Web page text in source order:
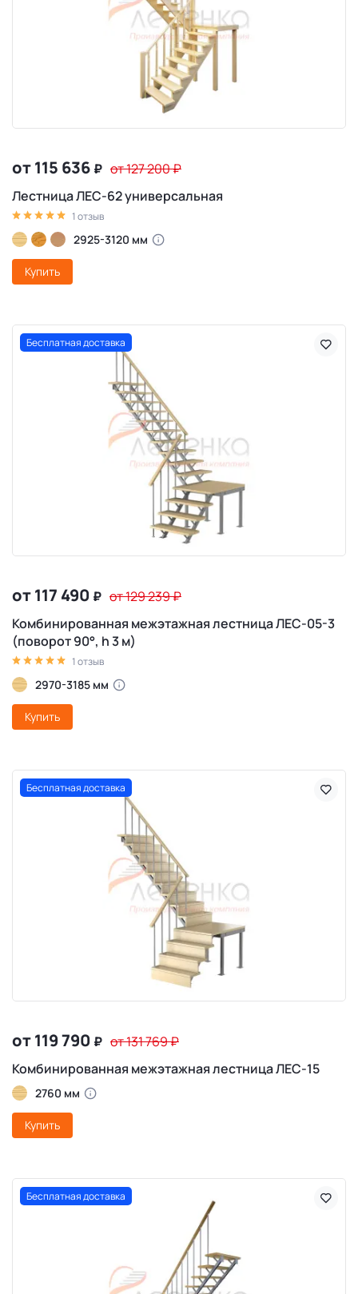
от 115 636 ₽ от 127 200₽
Лестница ЛЕС-62 универсальная
1 отзыв
2925-3120 мм
Купить
Бесплатная доставка
от 117 490 ₽ от 129 239₽
Комбинированная межэтажная лестница ЛЕС-05-3
(поворот 90°, h 3 м)
1 отзыв
2970-3185 мм
Купить
Бесплатная доставка
от 119 790 ₽ от 131 769₽
Комбинированная межэтажная лестница ЛЕС-15
2760 мм
Купить
Бесплатная доставка